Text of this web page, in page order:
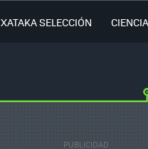
XATAKA SELECCIÓN CIENCIA